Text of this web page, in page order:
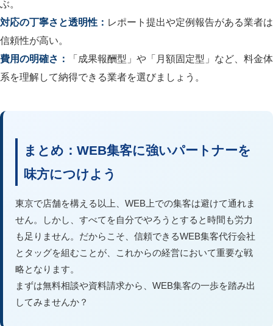
ぶ。
対応の丁寧さと透明性： レポート提出や定例報告がある業者は
信頼性が高い。
費用の明確さ：
「成果報酬型」や「月額固定型」など、料金体
系を理解して納得できる業者を選びましょう。
まとめ：WEB集客に強いパートナーを
味方につけよう
東京で店舗を構える以上、WEB上での集客は避けて通れま
せん。しかし、すべてを自分でやろうとすると時間も労力
も足りません。だからこそ、信頼できるWEB集客代行会社
とタッグを組むことが、これからの経営において重要な戦
略となります。
まずは無料相談や資料請求から、WEB集客の一歩を踏み出
してみませんか？